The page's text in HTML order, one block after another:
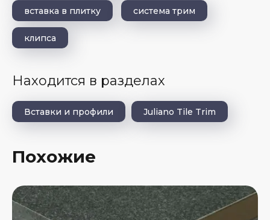
вставка в плитку система трим
клипса
Находится в разделах
Вставки и профили Juliano Tile Trim
Похожие